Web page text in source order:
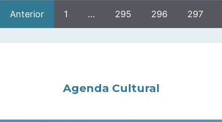
Anterior 1 … 295 296 297
Agenda Cultural